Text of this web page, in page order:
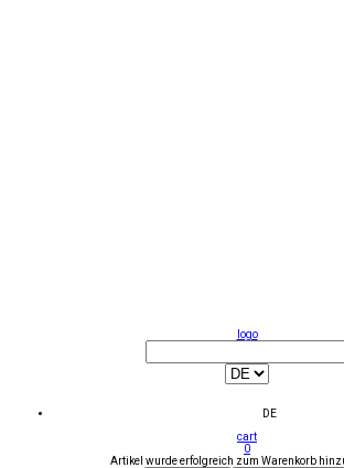
logo
DE
cart
0
Artikel wurde erfolgreich zum Warenkorb